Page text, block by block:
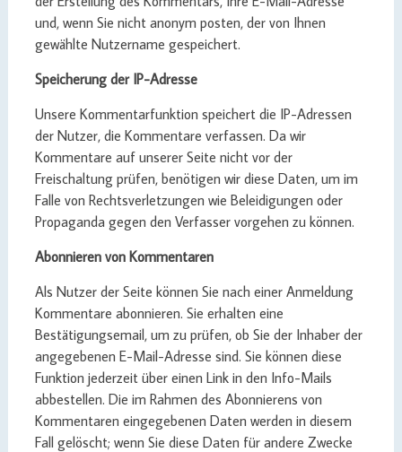
und, wenn Sie nicht anonym posten, der von Ihnen
gewählte Nutzername gespeichert.
Speicherung der IP-Adresse
Unsere Kommentarfunktion speichert die IP-Adressen
der Nutzer, die Kommentare verfassen. Da wir
Kommentare auf unserer Seite nicht vor der
Freischaltung prüfen, benötigen wir diese Daten, um im
Falle von Rechtsverletzungen wie Beleidigungen oder
Propaganda gegen den Verfasser vorgehen zu können.
Abonnieren von Kommentaren
Als Nutzer der Seite können Sie nach einer Anmeldung
Kommentare abonnieren. Sie erhalten eine
Bestätigungsemail, um zu prüfen, ob Sie der Inhaber der
angegebenen E-Mail-Adresse sind. Sie können diese
Funktion jederzeit über einen Link in den Info-Mails
abbestellen. Die im Rahmen des Abonnierens von
Kommentaren eingegebenen Daten werden in diesem
Fall gelöscht; wenn Sie diese Daten für andere Zwecke